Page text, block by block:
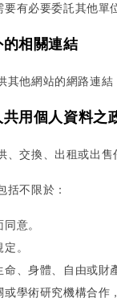
要有必要委託其他單
相關連結
其他網站的網路連
用個人資料之
、交換、出租或出
括不限於：
意。
。
、身體、自由或財
或學術研究機構合作